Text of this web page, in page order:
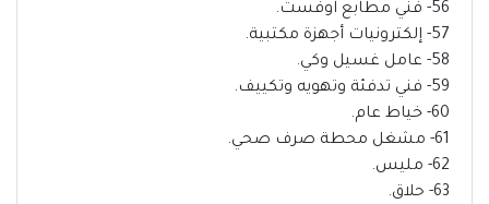
56- فني مطابع اوفست.
57- إلكترونيات أجهزة مكتبية.
58- عامل غسيل وكي.
59- فني تدفئة وتهويه وتكييف.
60- خياط عام.
61- مشغل محطة صرف صحي.
62- مليس.
63- حلاق.